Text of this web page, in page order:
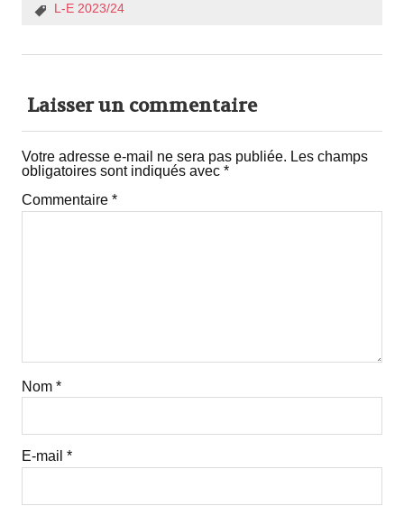
L-E 2023/24
Laisser un commentaire
Votre adresse e-mail ne sera pas publiée. Les champs
obligatoires sont indiqués avec *
Commentaire *
Nom *
E-mail *